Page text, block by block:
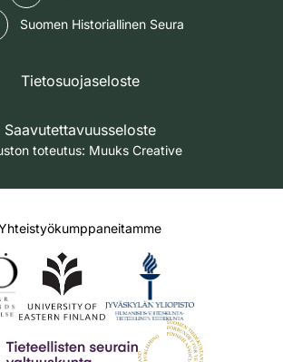
Suomen Historiallinen Seura
Tietosuojaseloste
Saavutettavuusseloste
toteutus: Muuks Creative